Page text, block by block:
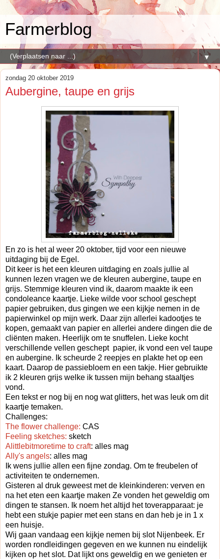
Farmerblog
▼
zondag 20 oktober 2019
Aubergine, taupe en grijs
En zo is het al weer 20 oktober, tijd voor een nieuwe
uitdaging bij de Egel.
Dit keer is het een kleuren uitdaging en zoals jullie al
kunnen lezen vragen we de kleuren aubergine, taupe en
grijs. Stemmige kleuren vind ik, daarom maakte ik een
condoleance kaartje. Lieke wilde voor school geschept
papier gebruiken, dus gingen we een kijkje nemen in de
papierwinkel op mijn werk. Daar zijn allerlei kadootjes te
kopen, gemaakt van papier en allerlei andere dingen die de
cliënten maken. Heerlijk om te snuffelen. Lieke kocht
verschillende vellen geschept papier, ik vond een vel taupe
en aubergine. Ik scheurde 2 reepjes en plakte het op een
kaart. Daarop de passiebloem en een takje. Hier gebruikte
ik 2 kleuren grijs welke ik tussen mijn behang staaltjes
vond.
Een tekst er nog bij en nog wat glitters, het was leuk om dit
kaartje temaken.
Challenges:
The flower challenge: CAS
Feeling sketches: sketch
Alittlebitmoretime to craft: alles mag
Ally's angels: alles mag
Ik wens jullie allen een fijne zondag. Om te freubelen of
activiteiten te ondernemen.
Gisteren al druk geweest met de kleinkinderen: verven en
na het eten een kaartje maken Ze vonden het geweldig om
dingen te stansen. Ik noem het altijd het toverapparaat: je
hebt een stukje papier met een stans en dan heb je in 1 x
een huisje.
Wij gaan vandaag een kijkje nemen bij slot Nijenbeek. Er
worden rondleidingen gegeven en we kunnen nu eindelijk
kijken op het slot. Dat lijkt ons geweldig en we genieten er